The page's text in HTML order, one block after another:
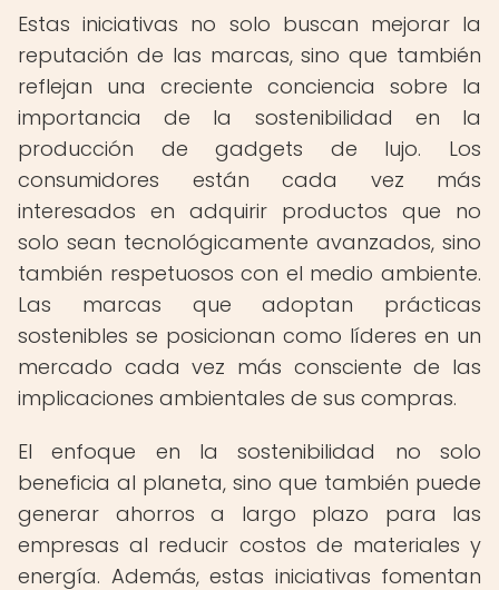
Estas iniciativas no solo buscan mejorar la
reputación de las marcas, sino que también
reflejan una creciente conciencia sobre la
importancia de la sostenibilidad en la
producción de gadgets de lujo. Los
consumidores están cada vez más
interesados en adquirir productos que no
solo sean tecnológicamente avanzados, sino
también respetuosos con el medio ambiente.
Las marcas que adoptan prácticas
sostenibles se posicionan como líderes en un
mercado cada vez más consciente de las
implicaciones ambientales de sus compras.
El enfoque en la sostenibilidad no solo
beneficia al planeta, sino que también puede
generar ahorros a largo plazo para las
empresas al reducir costos de materiales y
energía. Además, estas iniciativas fomentan